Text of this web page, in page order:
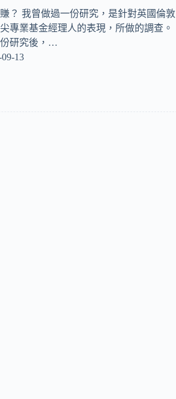
？ 我曾做過一份研究，是針對英國倫敦
專業基金經理人的表現，所做的調查。
研究後，…
09-13